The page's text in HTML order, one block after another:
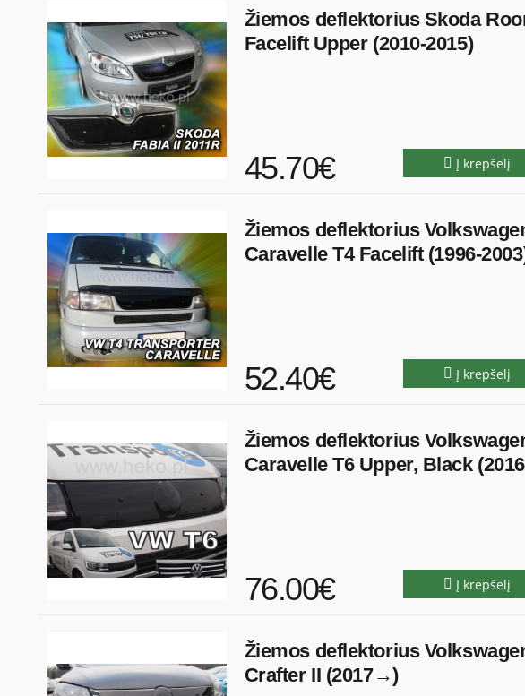
Žiemos deflektorius Skoda
Facelift Upper (2010-2015)
45.70€ Į krepšelį
Žiemos deflektorius
Caravelle T4 Facelift (1996-
52.40€ Į krepšelį
Žiemos deflektorius
Caravelle T6 Upper, Black
76.00€ Į krepšelį
Žiemos deflektorius
Crafter II (2017→)